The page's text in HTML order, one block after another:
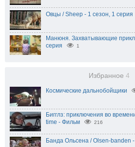
Овцы / Sheep - 1 сезон, 1 серия
Манюня. Захватывающие
серия
1
Избранное 4
Космические дальнобойщики
Бигглз: приключения во
time - Фильм
216
Банда Ольсена / Olsen-banden